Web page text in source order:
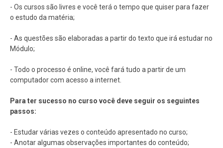
- Os cursos são livres e você terá o tempo que quiser para fazer
o estudo da matéria;
- As questões são elaboradas a partir do texto que irá estudar no
Módulo;
- Todo o processo é online, você fará tudo a partir de um
computador com acesso a internet.
Para ter sucesso no curso você deve seguir os seguintes
passos:
- Estudar várias vezes o conteúdo apresentado no curso;
- Anotar algumas observações importantes do conteúdo;